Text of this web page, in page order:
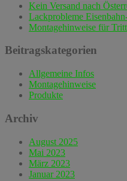
Kein Versand nach
Lackprobleme
Montagehinweise für
Beitragskategorien
Allgemeine Infos
Montagehinweise
Produkte
Archiv
August 2025
Mai 2023
März 2023
Januar 2023